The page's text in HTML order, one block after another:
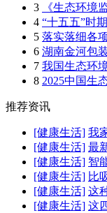
3
《生态环境
4 “十五五”时
5 落实落细各
6 湖南金河包
7 我国生态环
8 2025中国生
推荐资讯
[健康生活] 我
[健康生活] 最
[健康生活] 智
[健康生活] 比
[健康生活] 这
[健康生活] 这